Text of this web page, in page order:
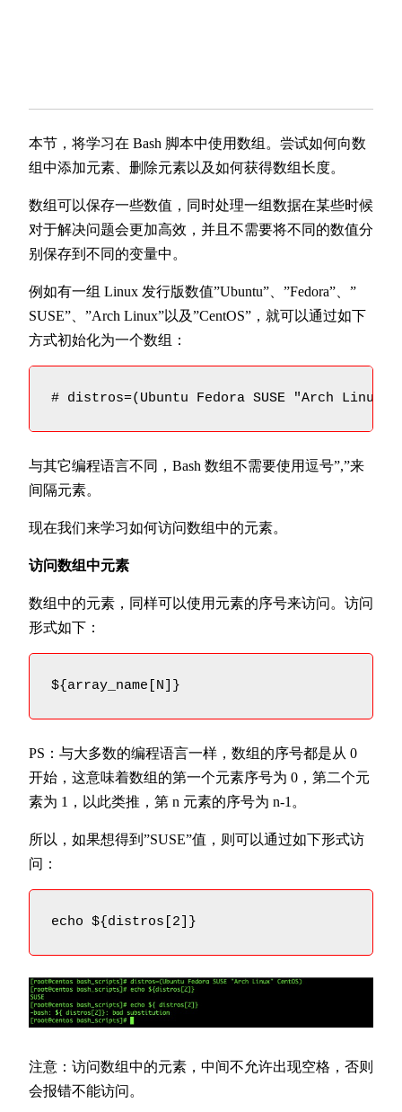
本节，将学习在 Bash 脚本中使用数组。尝试如何向数
组中添加元素、删除元素以及如何获得数组长度。
数组可以保存一些数值，同时处理一组数据在某些时候
对于解决问题会更加高效，并且不需要将不同的数值分
别保存到不同的变量中。
例如有一组 Linux 发行版数值”Ubuntu”、”Fedora”、”
SUSE”、”Arch Linux”以及”CentOS”，就可以通过如下
方式初始化为一个数组：
# distros=(Ubuntu Fedora SUSE "Arch Linux"
与其它编程语言不同，Bash 数组不需要使用逗号”,”来
间隔元素。
现在我们来学习如何访问数组中的元素。
访问数组中元素
数组中的元素，同样可以使用元素的序号来访问。访问
形式如下：
${array_name[N]}
PS：与大多数的编程语言一样，数组的序号都是从 0
开始，这意味着数组的第一个元素序号为 0，第二个元
素为 1，以此类推，第 n 元素的序号为 n-1。
所以，如果想得到”SUSE”值，则可以通过如下形式访
问：
echo ${distros[2]}
注意：访问数组中的元素，中间不允许出现空格，否则
会报错不能访问。